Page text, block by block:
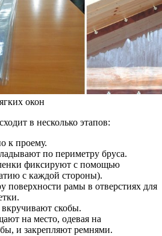
окон
в несколько этапов:
к проему.
по периметру бруса.
фиксируют с помощью
с каждой стороны).
поверхности рамы в отверстиях для
скобы.
на место, одевая на
и закрепляют ремнями.